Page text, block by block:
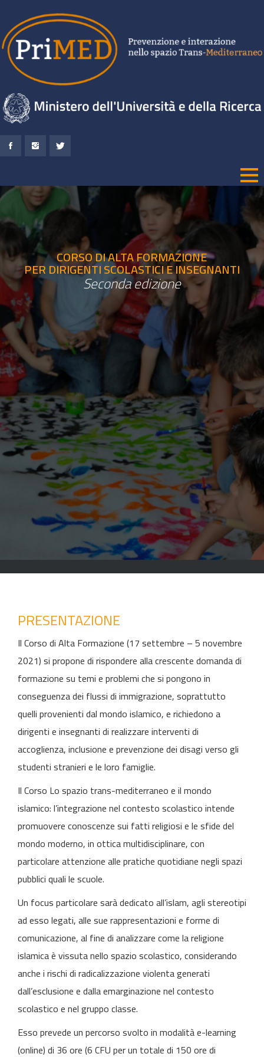
CORSO DI ALTA FORMAZIONE
PER DIRIGENTI SCOLASTICI E INSEGNANTI
Seconda edizione
PRESENTAZIONE
Il Corso di Alta Formazione (17 settembre – 5 novembre
2021) si propone di rispondere alla crescente domanda di
formazione su temi e problemi che si pongono in
conseguenza dei flussi di immigrazione, soprattutto
quelli provenienti dal mondo islamico, e richiedono a
dirigenti e insegnanti di realizzare interventi di
accoglienza, inclusione e prevenzione dei disagi verso gli
studenti stranieri e le loro famiglie.
Il Corso Lo spazio trans-mediterraneo e il mondo
islamico: l’integrazione nel contesto scolastico intende
promuovere conoscenze sui fatti religiosi e le sfide del
mondo moderno, in ottica multidisciplinare, con
particolare attenzione alle pratiche quotidiane negli spazi
pubblici quali le scuole.
Un focus particolare sarà dedicato all’islam, agli stereotipi
ad esso legati, alle sue rappresentazioni e forme di
comunicazione, al fine di analizzare come la religione
islamica è vissuta nello spazio scolastico, considerando
anche i rischi di radicalizzazione violenta generati
dall’esclusione e dalla emarginazione nel contesto
scolastico e nel gruppo classe.
Esso prevede un percorso svolto in modalità e-learning
(online) di 36 ore (6 CFU per un totale di 150 ore di